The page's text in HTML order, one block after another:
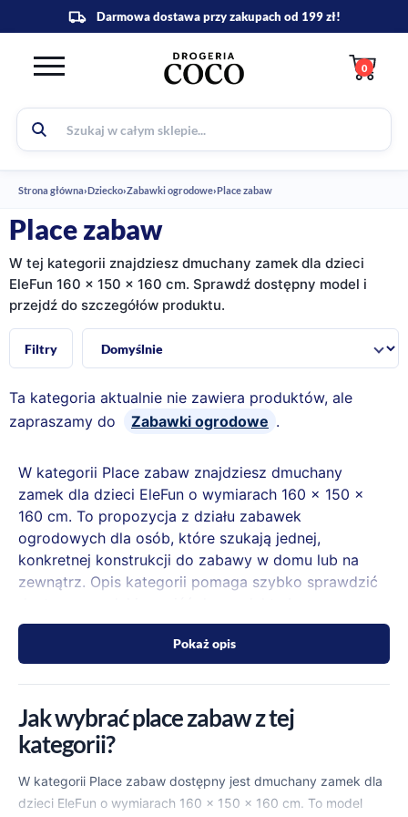
0
Strona główna›Dziecko›Zabawki ogrodowe›Place zabaw
Place zabaw
W tej kategorii znajdziesz dmuchany zamek dla dzieci
EleFun 160 x 150 x 160 cm. Sprawdź dostępny model i
przejdź do szczegółów produktu.
Filtry
Sortuj:
Ta kategoria aktualnie nie zawiera produktów, ale
zapraszamy do
Zabawki ogrodowe .
W kategorii Place zabaw znajdziesz dmuchany
zamek dla dzieci EleFun o wymiarach 160 x 150 x
160 cm. To propozycja z działu zabawek
ogrodowych dla osób, które szukają jednej,
konkretnej konstrukcji do zabawy w domu lub na
zewnątrz. Opis kategorii pomaga szybko sprawdzić
przeklikiwania zbędnych podstron.
Pokaż opis
Jak wybrać place zabaw z tej
kategorii?
W kategorii Place zabaw dostępny jest dmuchany zamek dla
dzieci EleFun o wymiarach 160 x 150 x 160 cm. To model